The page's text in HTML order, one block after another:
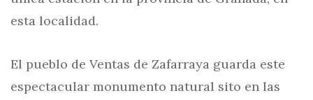
esta localidad.
El pueblo de Ventas de Zafarraya guarda este
espectacular monumento natural sito en las